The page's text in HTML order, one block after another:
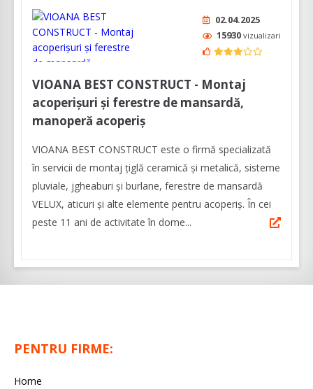
02.04.2025
15930 vizualizari
VIOANA BEST CONSTRUCT - Montaj
acoperișuri și ferestre de mansardă,
manoperă acoperiș
VIOANA BEST CONSTRUCT este o firmă specializată
în servicii de montaj țiglă ceramică și metalică, sisteme
pluviale, jgheaburi și burlane, ferestre de mansardă
VELUX, aticuri și alte elemente pentru acoperiș. În cei
peste 11 ani de activitate în dome...
PENTRU FIRME:
Home